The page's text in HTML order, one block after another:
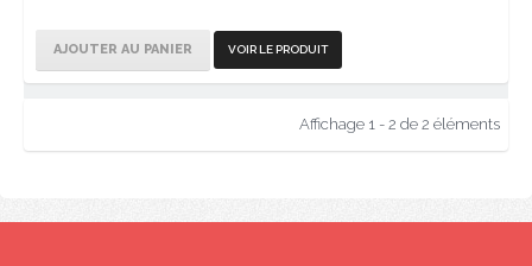
AJOUTER AU PANIER VOIR LE PRODUIT
Affichage 1 - 2 de 2 éléments